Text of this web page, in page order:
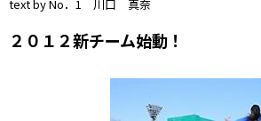
text by No．1 川口 真奈
２０１２新チーム始動！